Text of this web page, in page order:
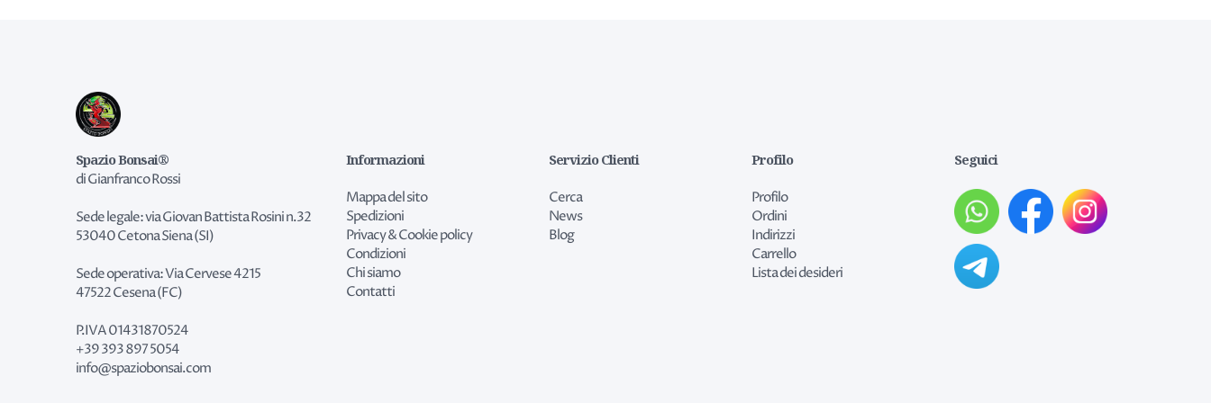
Spazio Bonsai®
di Gianfranco Rossi
Sede legale: via Giovan Battista Rosini n.32
53040 Cetona Siena (SI)
Sede operativa: Via Cervese 4215
47522 Cesena (FC)
P.IVA 01431870524
+39 393 897 5054
info@spaziobonsai.com
Informazioni
Mappa del sito
Spedizioni
Privacy & Cookie policy
Condizioni
Chi siamo
Contatti
Servizio Clienti
Cerca
News
Blog
Profilo
Profilo
Ordini
Indirizzi
Carrello
Lista dei desideri
Seguici